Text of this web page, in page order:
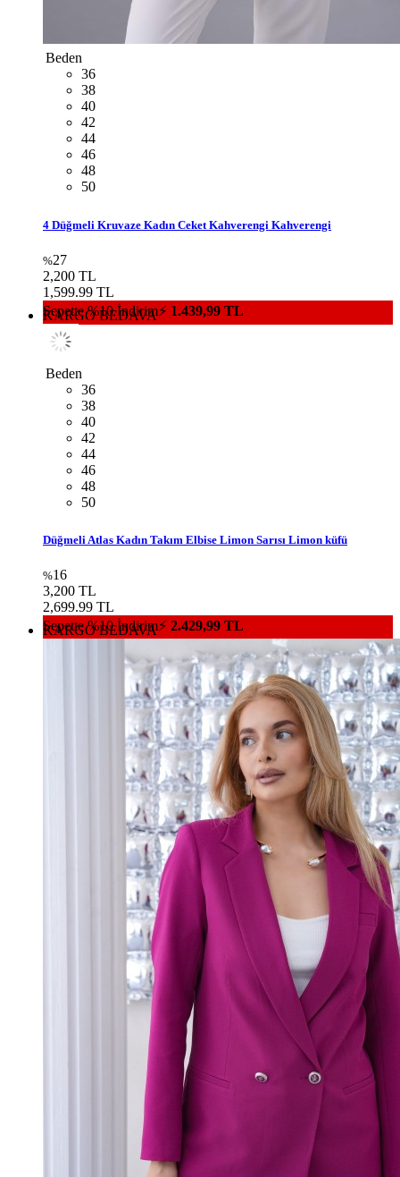
Beden
36
38
40
42
44
46
48
50
4 Düğmeli Kruvaze Kadın Ceket Kahverengi Kahverengi
%27
2,200 TL
1,599.99 TL
Sepette %10 İndirim⚡ 1.439,99 TL
KARGO BEDAVA